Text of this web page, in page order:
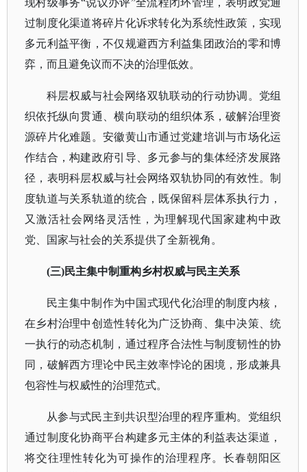
现村级事务“说议办评”全流程闭环管理，表明政党通
过制度化渠道将碎片化诉求转化为系统性政策，实现
多元利益平衡，不仅规避西方利益集团政治的零和博
弈，而且避免议而不决的治理低效。
科层权威与社会网络双轨联动的行动协调。党组
织依托纵向贯通、横向联动的组织体系，破解治理资
源碎片化难题。安徽黄山市通过党建培训与市场化运
作结合，构建政府引导、多元参与的集体经济发展路
径，表明科层权威与社会网络双轨协同的有效性。制
度轨道与关系轨道的统合，既保留科层体系执行力，
又激活社会网络灵活性，为理解现代国家建构中政
党、国家与社会的关系提供了全新视角。
(三)民主集中制重构乡村权威与民主关系
民主集中制作为中国式现代化治理的制度内核，
在乡村治理中创造性转化为广泛协商、集中决策、统
一执行的动态机制，通过程序合法性与制度韧性的协
同，破解西方理论中民主效率悖论的困境，形成兼具
包容性与权威性的治理范式。
从参与式民主到共识型治理的程序重构。党组织
通过制度化协商平台构建多元主体的利益表达渠道，
将交往理性转化为可操作的治理程序。长春朝阳区